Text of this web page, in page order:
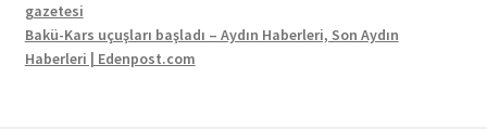
gazetesi
Bakü-Kars uçuşları başladı – Aydın Haberleri, Son Aydın
Haberleri | Edenpost.com